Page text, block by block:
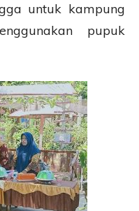
untuk kampung
pupuk